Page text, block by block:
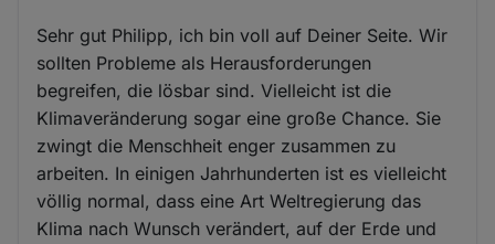
Sehr gut Philipp, ich bin voll auf Deiner Seite. Wir
sollten Probleme als Herausforderungen
begreifen, die lösbar sind. Vielleicht ist die
Klimaveränderung sogar eine große Chance. Sie
zwingt die Menschheit enger zusammen zu
arbeiten. In einigen Jahrhunderten ist es vielleicht
völlig normal, dass eine Art Weltregierung das
Klima nach Wunsch verändert, auf der Erde und